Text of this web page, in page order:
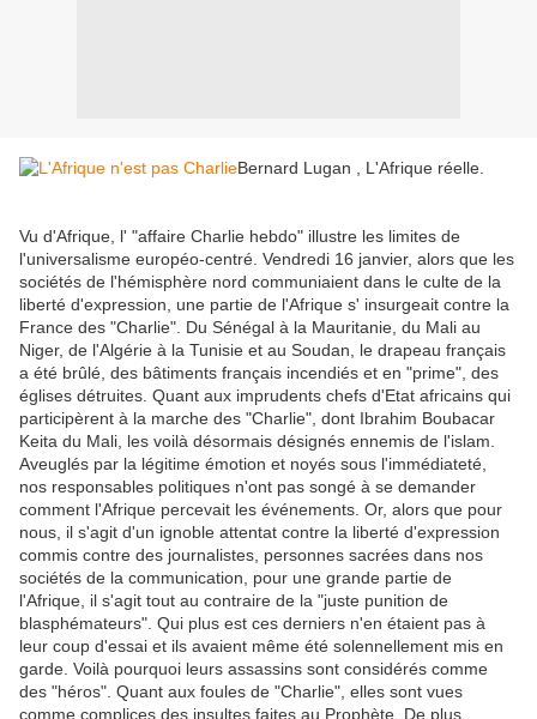
Bernard Lugan , L'Afrique réelle.
Vu d'Afrique, l' "affaire Charlie hebdo" illustre les limites de
l'universalisme européo-centré. Vendredi 16 janvier, alors que les
sociétés de l'hémisphère nord communiaient dans le culte de la
liberté d'expression, une partie de l'Afrique s' insurgeait contre la
France des "Charlie". Du Sénégal à la Mauritanie, du Mali au
Niger, de l'Algérie à la Tunisie et au Soudan, le drapeau français
a été brûlé, des bâtiments français incendiés et en "prime", des
églises détruites. Quant aux imprudents chefs d'Etat africains qui
participèrent à la marche des "Charlie", dont Ibrahim Boubacar
Keita du Mali, les voilà désormais désignés ennemis de l'islam.
Aveuglés par la légitime émotion et noyés sous l'immédiateté,
nos responsables politiques n'ont pas songé à se demander
comment l'Afrique percevait les événements. Or, alors que pour
nous, il s'agit d'un ignoble attentat contre la liberté d'expression
commis contre des journalistes, personnes sacrées dans nos
sociétés de la communication, pour une grande partie de
l'Afrique, il s'agit tout au contraire de la "juste punition de
blasphémateurs". Qui plus est ces derniers n'en étaient pas à
leur coup d'essai et ils avaient même été solennellement mis en
garde. Voilà pourquoi leurs assassins sont considérés comme
des "héros". Quant aux foules de "Charlie", elles sont vues
comme complices des insultes faites au Prophète. De plus,